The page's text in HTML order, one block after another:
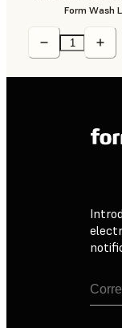
Form Wash L